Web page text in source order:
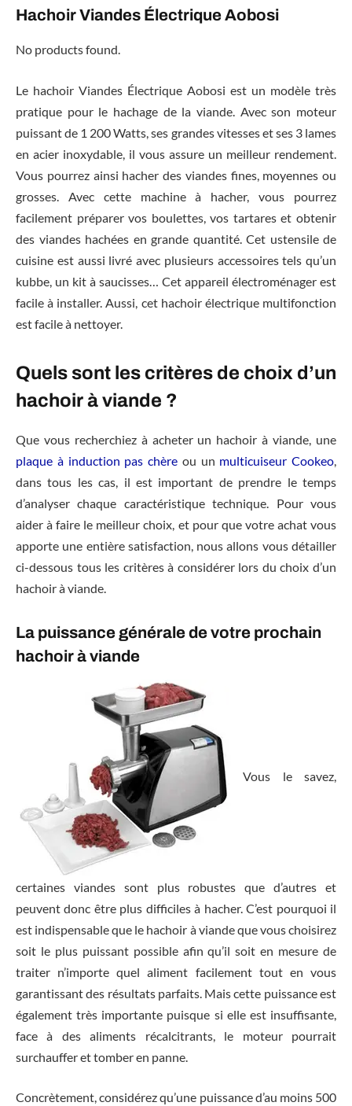
Hachoir Viandes Électrique Aobosi
No products found.
Le hachoir Viandes Électrique Aobosi est un modèle très
pratique pour le hachage de la viande. Avec son moteur
puissant de 1 200 Watts, ses grandes vitesses et ses 3 lames
en acier inoxydable, il vous assure un meilleur rendement.
Vous pourrez ainsi hacher des viandes fines, moyennes ou
grosses. Avec cette machine à hacher, vous pourrez
facilement préparer vos boulettes, vos tartares et obtenir
des viandes hachées en grande quantité. Cet ustensile de
cuisine est aussi livré avec plusieurs accessoires tels qu’un
kubbe, un kit à saucisses… Cet appareil électroménager est
facile à installer. Aussi, cet hachoir électrique multifonction
est facile à nettoyer.
Quels sont les critères de choix d’un
hachoir à viande ?
Que vous recherchiez à acheter un hachoir à viande, une
plaque à induction pas chère ou un multicuiseur Cookeo,
dans tous les cas, il est important de prendre le temps
d’analyser chaque caractéristique technique. Pour vous
aider à faire le meilleur choix, et pour que votre achat vous
apporte une entière satisfaction, nous allons vous détailler
ci-dessous tous les critères à considérer lors du choix d’un
hachoir à viande.
La puissance générale de votre prochain
hachoir à viande
Vous le savez,
certaines viandes sont plus robustes que d’autres et
peuvent donc être plus difficiles à hacher. C’est pourquoi il
est indispensable que le hachoir à viande que vous choisirez
soit le plus puissant possible afin qu’il soit en mesure de
traiter n’importe quel aliment facilement tout en vous
garantissant des résultats parfaits. Mais cette puissance est
également très importante puisque si elle est insuffisante,
face à des aliments récalcitrants, le moteur pourrait
surchauffer et tomber en panne.
Concrètement, considérez qu’une puissance d’au moins 500